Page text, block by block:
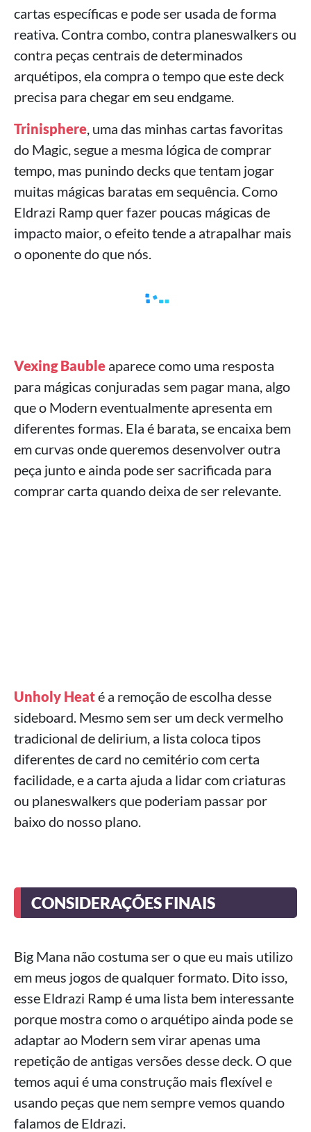
cartas específicas e pode ser usada de forma
reativa. Contra combo, contra planeswalkers ou
contra peças centrais de determinados
arquétipos, ela compra o tempo que este deck
precisa para chegar em seu endgame.
Trinisphere, uma das minhas cartas favoritas
do Magic, segue a mesma lógica de comprar
tempo, mas punindo decks que tentam jogar
muitas mágicas baratas em sequência. Como
Eldrazi Ramp quer fazer poucas mágicas de
impacto maior, o efeito tende a atrapalhar mais
o oponente do que nós.
Vexing Bauble aparece como uma resposta
para mágicas conjuradas sem pagar mana, algo
que o Modern eventualmente apresenta em
diferentes formas. Ela é barata, se encaixa bem
em curvas onde queremos desenvolver outra
peça junto e ainda pode ser sacrificada para
comprar carta quando deixa de ser relevante.
Unholy Heaté a remoção de escolha desse
sideboard. Mesmo sem ser um deck vermelho
tradicional de delirium, a lista coloca tipos
diferentes de card no cemitério com certa
facilidade, e a carta ajuda a lidar com criaturas
ou planeswalkers que poderiam passar por
baixo do nosso plano.
CONSIDERAÇÕES FINAIS
Big Mana não costuma ser o que eu mais utilizo
em meus jogos de qualquer formato. Dito isso,
esse Eldrazi Ramp é uma lista bem interessante
porque mostra como o arquétipo ainda pode se
adaptar ao Modern sem virar apenas uma
repetição de antigas versões desse deck. O que
temos aqui é uma construção mais flexível e
usando peças que nem sempre vemos quando
falamos de Eldrazi.